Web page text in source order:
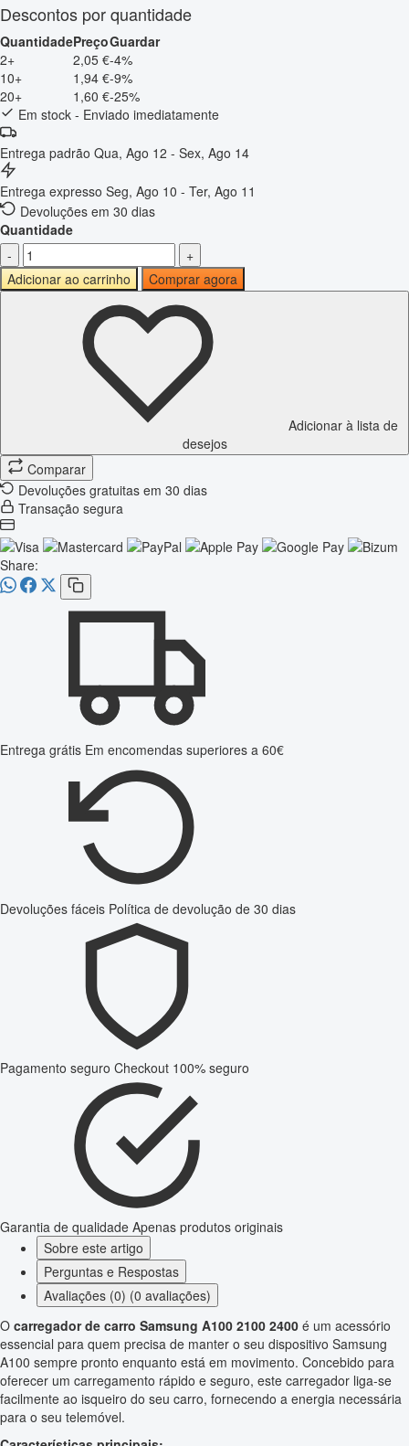
Descontos por quantidade
QuantidadePreçoGuardar
2+
2,05 €-4%
10+
1,94 €-9%
20+
1,60 €-25%
Em stock - Enviado imediatamente
Entrega padrão Qua, Ago 12 - Sex, Ago 14
Entrega expresso Seg, Ago 10 - Ter, Ago 11
Devoluções em 30 dias
Quantidade
-
+
Adicionar ao carrinho
Comprar agora
Adicionar à lista de
desejos
Comparar
Devoluções gratuitas em 30 dias
Transação segura
Share:
Entrega grátis Em encomendas superiores a 60€
Devoluções fáceis Política de devolução de 30 dias
Pagamento seguro Checkout 100% seguro
Garantia de qualidade Apenas produtos originais
Sobre este artigo
Perguntas e Respostas
Avaliações (0) (0 avaliações)
O carregador de carro Samsung A100 2100 2400 é um acessório
essencial para quem precisa de manter o seu dispositivo Samsung
A100 sempre pronto enquanto está em movimento. Concebido para
oferecer um carregamento rápido e seguro, este carregador liga-se
facilmente ao isqueiro do seu carro, fornecendo a energia necessária
para o seu telemóvel.